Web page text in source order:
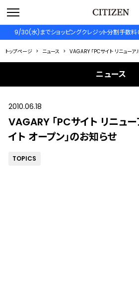
9/30(水)までショッピングクレジット分割手数料
トップページ ニュース VAGARY 「PCサイト リニューア
ニュース
2010.06.18
VAGARY 「PCサイト リニュー
イト オープン」のお知らせ
TOPICS